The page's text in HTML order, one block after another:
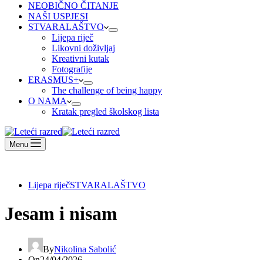
NEOBIČNO ČITANJE
NAŠI USPJESI
STVARALAŠTVO
Lijepa riječ
Likovni doživljaj
Kreativni kutak
Fotografije
ERASMUS+
The challenge of being happy
O NAMA
Kratak pregled školskog lista
Menu
Lijepa riječSTVARALAŠTVO
Jesam i nisam
ByNikolina Sabolić